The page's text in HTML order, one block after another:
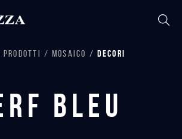
PRODOTTI MOSAICO DECORI
Bleu